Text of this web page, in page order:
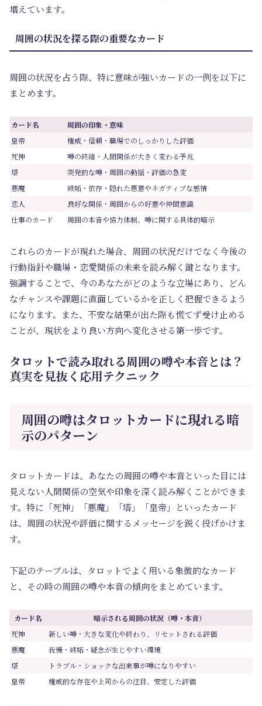
増えています。
周囲の状況を探る際の重要なカード
周囲の状況を占う際、特に意味が強いカードの一例を以下に
まとめます。
カード名
周囲の印象・意味
皇帝
権威・信頼・職場でのしっかりした評価
死神
噂の終結・人間関係が大きく変わる予兆
塔
突発的な噂・周囲の動揺・評価の急変
悪魔
嫉妬・依存・隠れた悪意やネガティブな感情
恋人
良好な関係・周囲からの好意や仲間意識
仕事のカード
周囲の本音や協力体制、噂に関する具体的暗示
これらのカードが現れた場合、周囲の状況だけでなく今後の
行動指針や職場・恋愛関係の未来を読み解く鍵となります。
強調することで、今のあなたがどのような立場にあり、どん
なチャンスや課題に直面しているかを正しく把握できるよう
になります。また、不安な結果が出た際も慌てず受け止める
ことが、現状をより良い方向へ変化させる第一歩です。
タロットで読み取れる周囲の噂や本音とは？
真実を見抜く応用テクニック
周囲の噂はタロットカードに現れる暗
示のパターン
タロットカードは、あなたの周囲の噂や本音といった目には
見えない人間関係の空気や印象を深く読み解くことができま
す。特に「死神」「悪魔」「塔」「皇帝」といったカード
は、周囲の状況や評価に関するメッセージを鋭く投げかけま
す。
下記のテーブルは、タロットでよく用いる象徴的なカード
と、その時の周囲の噂や本音の傾向をまとめています。
カード名
暗示される周囲の状況（噂・本音）
死神
新しい噂・大きな変化や終わり、リセットされる評価
悪魔
我慢・嫉妬・疑念が生じやすい環境
塔
トラブル・ショックな出来事が噂になりやすい
皇帝
権威的な存在や上司からの注目、安定した評価